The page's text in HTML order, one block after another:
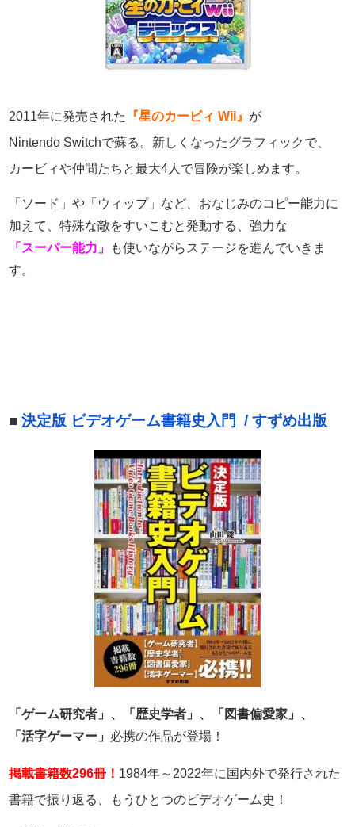
2011年に発売された 『星のカービィ Wii』 が
Nintendo Switchで蘇る。新しくなったグラフィックで、
カービィや仲間たちと最大4人で冒険が楽しめます。
「ソード」や「ウィップ」など、おなじみのコピー能力に
加えて、特殊な敵をすいこむと発動する、強力な
「スーパー能力」
も使いながらステージを進んでいきま
す。
■決定版 ビデオゲーム書籍史入門 / すずめ出版
「ゲーム研究者」、「歴史学者」、「図書偏愛家」、
「活字ゲーマー」 必携の作品が登場！
掲載書籍数296冊！ 1984年～2022年に国内外で発行された
書籍で振り返る、もうひとつのビデオゲーム史！